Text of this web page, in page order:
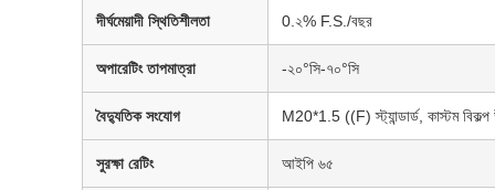
দীর্ঘমেয়াদী স্থিতিশীলতা 0.২% F.S./বছর
অপারেটিং তাপমাত্রা -২০°সি-৭০°সি
বৈদ্যুতিক সংযোগ M20*1.5 ((F) স্ট্যান্ডার্ড, কাস্টম
সুরক্ষা রেটিং আইপি ৬৫